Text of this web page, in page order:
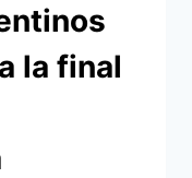
la final